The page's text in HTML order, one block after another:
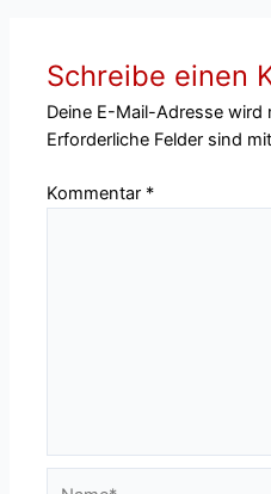
Schreibe einen
Deine E-Mail-Adresse
Erforderliche Felder sind mit
Kommentar *